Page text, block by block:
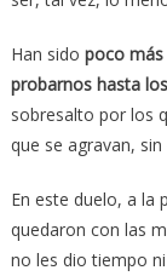
Han sido poco
probarnos hasta
sobresalto por los
que se agravan,
En este duelo, a la
quedaron con las
no les dio tiempo